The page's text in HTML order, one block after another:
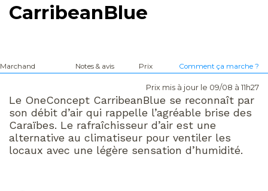
CarribeanBlue
Marchand Notes & avis Prix Comment ça marche ?
Prix mis à jour le 09/08 à 11h27
Le OneConcept CarribeanBlue se reconnaît par
son débit d’air qui rappelle l’agréable brise des
Caraïbes. Le rafraîchisseur d’air est une
alternative au climatiseur pour ventiler les
locaux avec une légère sensation d’humidité.